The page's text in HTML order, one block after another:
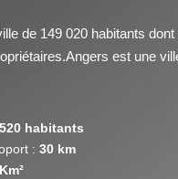
de 149 020 habitants dont
est une
habitants
: 30 km